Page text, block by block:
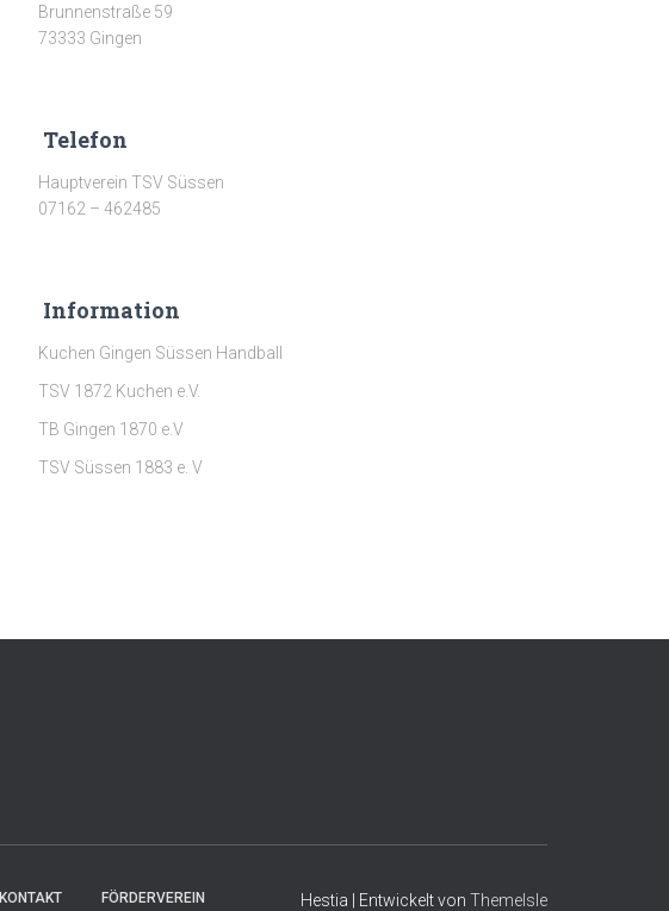
Brunnenstraße 59
73333 Gingen
Telefon
Hauptverein TSV Süssen
07162 – 462485
Information
Kuchen Gingen Süssen Handball
TSV 1872 Kuchen e.V.
TB Gingen 1870 e.V
TSV Süssen 1883 e. V
KONTAKT FÖRDERVEREIN Hestia | Entwickelt von ThemeIsle